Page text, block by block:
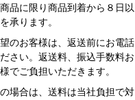
品に限り商品到着から８日以
承ります。
のお客様は、返送前にお電話
さい。返送料、振込手数料お
でご負担いただきます。
場合は、送料は当社負担で対